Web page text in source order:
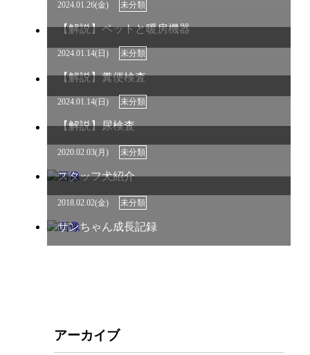
2024.01.26(金) 未分類
【解説】ペットと暖房機器
2024.01.14(日) 未分類
【解説】糞便検査
2024.01.14(日) 未分類
【解説】尿検査
2020.02.03(月) 未分類
スタッフ犬紹介
2018.02.02(金) 未分類
サンちゃん成長記録
アーカイブ